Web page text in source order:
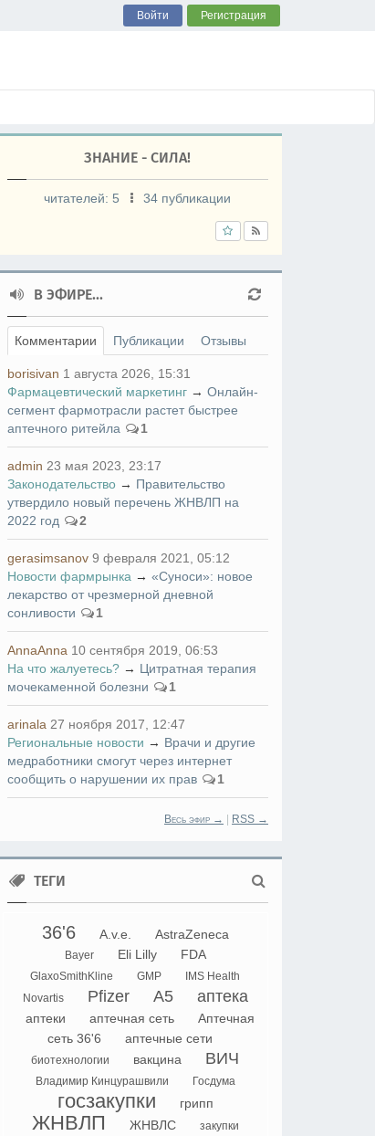
Войти Регистрация
ЗНАНИЕ - СИЛА!
читателей: 5 34 публикации
В ЭФИРЕ...
Комментарии Публикации Отзывы
borisivan 1 августа 2026, 15:31
Фармацевтический маркетинг→ Онлайн-
сегмент фармотрасли растет быстрее
аптечного ритейла
1
admin 23 мая 2023, 23:17
Законодательство→ Правительство
утвердило новый перечень ЖНВЛП на
2022 год
2
gerasimsanov 9 февраля 2021, 05:12
Новости фармрынка → «Суноси»: новое
лекарство от чрезмерной дневной
сонливости
1
AnnaAnna 10 сентября 2019, 06:53
На что жалуетесь?→ Цитратная терапия
мочекаменной болезни
1
arinala 27 ноября 2017, 12:47
Региональные новости → Врачи и другие
медработники смогут через интернет
сообщить о нарушении их прав
1
Весь эфир → RSS →
ТЕГИ
36'6 A.v.e. AstraZeneca
Bayer Eli Lilly FDA
GlaxoSmithKline GMP
IMS Health
Novartis
Pfizer А5 аптека
аптеки аптечная сеть
Аптечная
сеть 36'6
аптечные сети
биотехнологии вакцина ВИЧ
Владимир Кинцурашвили Госдума
госзакупки грипп
ЖНВЛП ЖНВЛС
закупки